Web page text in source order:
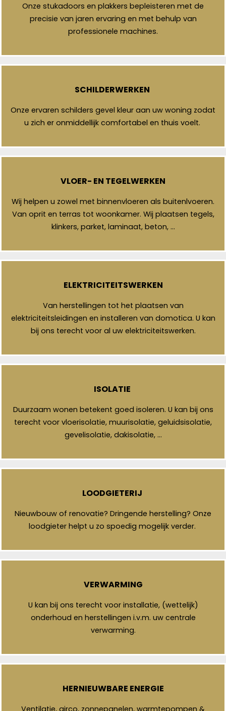
Onze stukadoors en plakkers bepleisteren met de
precisie van jaren ervaring en met behulp van
professionele machines.
SCHILDERWERKEN
Onze ervaren schilders gevel kleur aan uw woning zodat
u zich er onmiddellijk comfortabel en thuis voelt.
VLOER- EN TEGELWERKEN
Wij helpen u zowel met binnenvloeren als buitenlvoeren.
Van oprit en terras tot woonkamer. Wij plaatsen tegels,
klinkers, parket, laminaat, beton, …
ELEKTRICITEITSWERKEN
Van herstellingen tot het plaatsen van
elektriciteitsleidingen en installeren van domotica. U kan
bij ons terecht voor al uw elektriciteitswerken.
ISOLATIE
Duurzaam wonen betekent goed isoleren. U kan bij ons
terecht voor vloerisolatie, muurisolatie, geluidsisolatie,
gevelisolatie, dakisolatie, …
LOODGIETERIJ
Nieuwbouw of renovatie? Dringende herstelling? Onze
loodgieter helpt u zo spoedig mogelijk verder.
VERWARMING
U kan bij ons terecht voor installatie, (wettelijk)
onderhoud en herstellingen i.v.m. uw centrale
verwarming.
HERNIEUWBARE ENERGIE
Ventilatie, airco, zonnepanelen, warmtepompen &